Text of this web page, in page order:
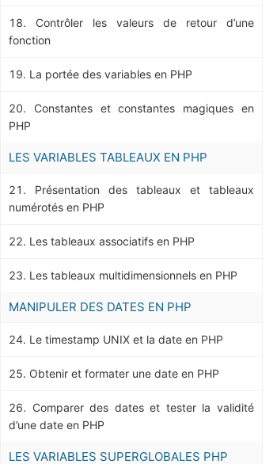
Contrôler les valeurs de retour d’une
fonction
La portée des variables en PHP
Constantes et constantes magiques en
PHP
LES VARIABLES TABLEAUX EN PHP
Présentation des tableaux et tableaux
numérotés en PHP
Les tableaux associatifs en PHP
Les tableaux multidimensionnels en PHP
MANIPULER DES DATES EN PHP
Le timestamp UNIX et la date en PHP
Obtenir et formater une date en PHP
Comparer des dates et tester la validité
d’une date en PHP
LES VARIABLES SUPERGLOBALES PHP